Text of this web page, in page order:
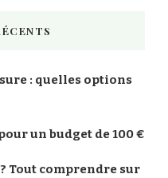
: quelles options
un budget de 100 €
Tout comprendre sur